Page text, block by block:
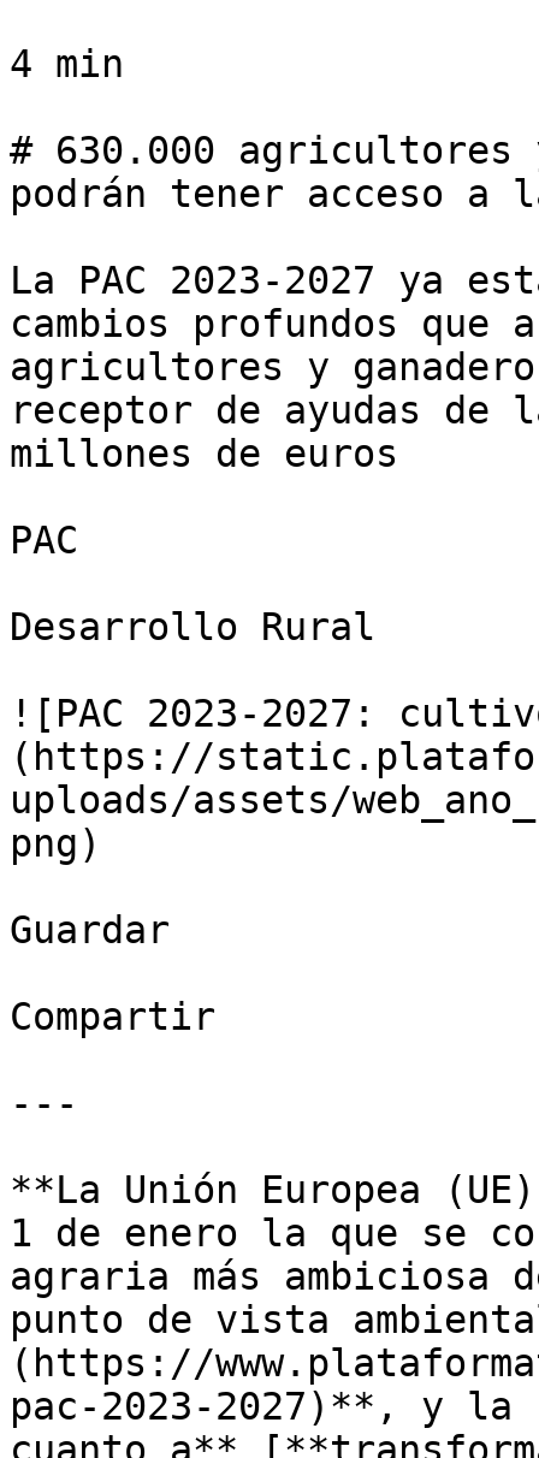
4 min
# 630.000 agricultores
podrán tener acceso a
La PAC 2023-2027 ya
cambios profundos que
agricultores y
receptor de ayudas de
millones de euros
PAC
Desarrollo Rural
![PAC 2023-2027:
(https://
uploads/assets/
png)
Guardar
Compartir
---
**La Unión Europea
1 de enero la que se
agraria más
punto de vista
(https://
pac-2023-2027)**, y la